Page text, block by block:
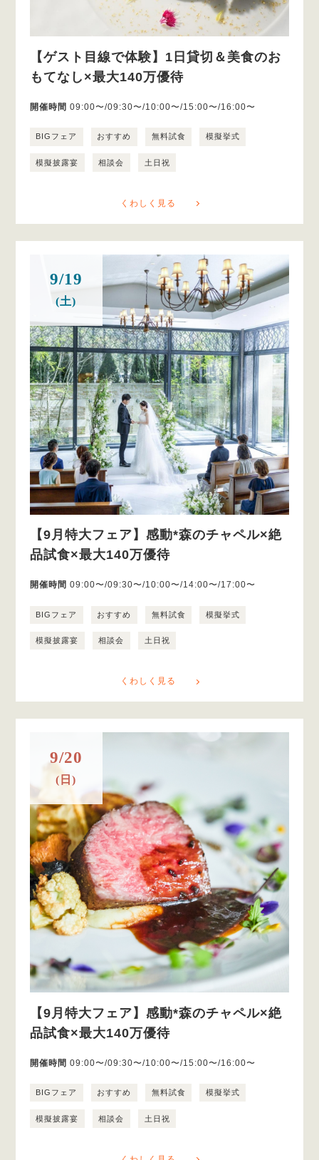
【ゲスト目線で体験】1日貸切＆美食のお
もてなし×最大140万優待
開催時間 09:00〜/09:30〜/10:00〜/15:00〜/16:00〜
BIGフェア おすすめ 無料試食 模擬挙式
模擬披露宴 相談会 土日祝
くわしく見る
9/19
(土)
【9月特大フェア】感動*森のチャペル×絶
品試食×最大140万優待
開催時間 09:00〜/09:30〜/10:00〜/14:00〜/17:00〜
BIGフェア おすすめ 無料試食 模擬挙式
模擬披露宴 相談会 土日祝
くわしく見る
9/20
(日)
【9月特大フェア】感動*森のチャペル×絶
品試食×最大140万優待
開催時間 09:00〜/09:30〜/10:00〜/15:00〜/16:00〜
BIGフェア おすすめ 無料試食 模擬挙式
模擬披露宴 相談会 土日祝